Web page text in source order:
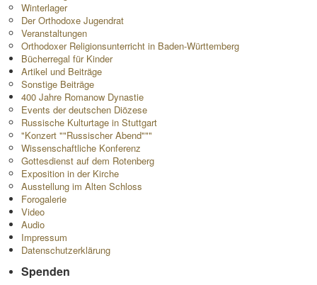
Winterlager
Der Orthodoxe Jugendrat
Veranstaltungen
Orthodoxer Religionsunterricht in Baden-Württemberg
Bücherregal für Kinder
Artikel und Beiträge
Sonstige Beiträge
400 Jahre Romanow Dynastie
Events der deutschen Diözese
Russische Kulturtage in Stuttgart
"Konzert ""Russischer Abend"""
Wissenschaftliche Konferenz
Gottesdienst auf dem Rotenberg
Exposition in der Kirche
Ausstellung im Alten Schloss
Forogalerie
Video
Audio
Impressum
Datenschutzerklärung
Spenden